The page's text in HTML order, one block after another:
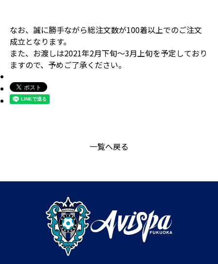
なお、誠に勝手ながら総注文数が100着以上でのご注文
成立となります。
また、お渡しは2021年2月下旬～3月上旬を予定しており
ますので、予めご了承ください。
一覧へ戻る